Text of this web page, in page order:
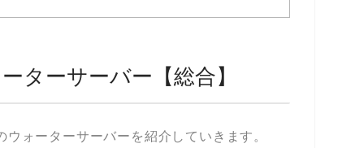
ターサーバー【総合】
ォーターサーバーを紹介していきます。